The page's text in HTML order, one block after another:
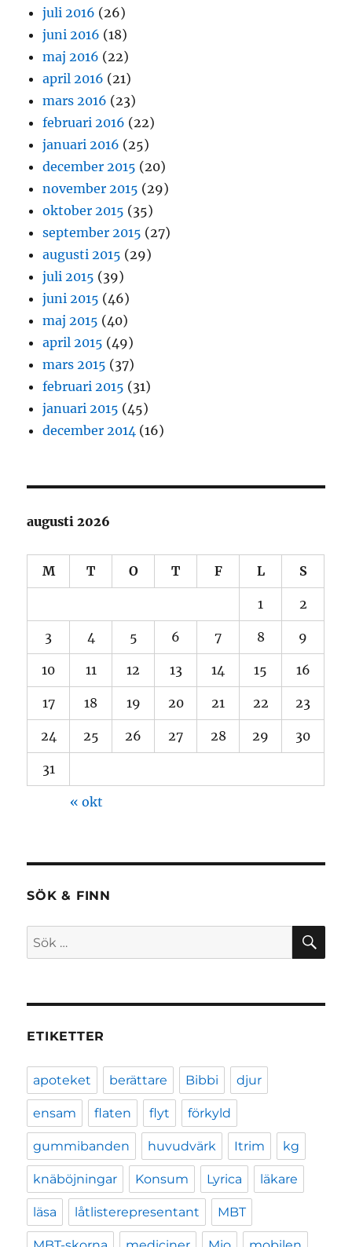
juli 2016 (26)
juni 2016 (18)
maj 2016 (22)
april 2016 (21)
mars 2016 (23)
februari 2016 (22)
januari 2016 (25)
december 2015 (20)
november 2015 (29)
oktober 2015 (35)
september 2015 (27)
augusti 2015 (29)
juli 2015 (39)
juni 2015 (46)
maj 2015 (40)
april 2015 (49)
mars 2015 (37)
februari 2015 (31)
januari 2015 (45)
december 2014 (16)
augusti 2026
M T O T F L S
1 2
3 4 5 6 7 8 9
10 11 12 13 14 15 16
17 18 19 20 21 22 23
24 25 26 27 28 29 30
31
« okt
SÖK & FINN
Sök
efter:
ETIKETTER
apoteket berättare Bibbi djur
ensam flaten flyt förkyld
gummibanden huvudvärk Itrim kg
knäböjningar Konsum Lyrica läkare
läsa låtlisterepresentant MBT